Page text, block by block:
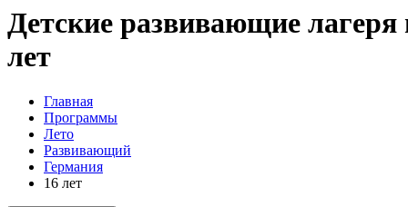
Детские развивающие
лет
Главная
Программы
Лето
Развивающий
Германия
16 лет